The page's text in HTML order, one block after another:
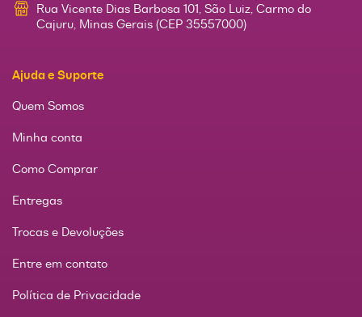
Rua Vicente Dias Barbosa 101, São Luiz, Carmo do
Cajuru, Minas Gerais (CEP 35557000)
Ajuda e Suporte
Quem Somos
Minha conta
Como Comprar
Entregas
Trocas e Devoluções
Entre em contato
Política de Privacidade